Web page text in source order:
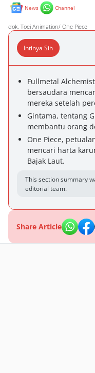
News Channel
dok. Toei Animation/ One Piece
Intinya Sih
Fullmetal
bersaudara
mereka setelah
Gintama, tentang
membantu orang
One Piece,
mencari harta
Bajak Laut.
This section summary
editorial team.
Share Article